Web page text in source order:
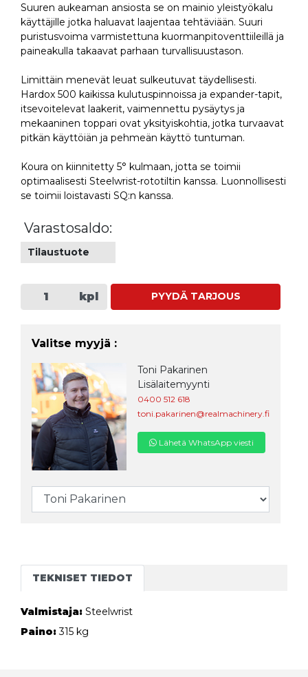
Suuren aukeaman ansiosta se on mainio yleistyökalu
käyttäjille jotka haluavat laajentaa tehtäviään. Suuri
puristusvoima varmistettuna kuormanpitoventtiileillä ja
paineakulla takaavat parhaan turvallisuustason.
Limittäin menevät leuat sulkeutuvat täydellisesti.
Hardox 500 kaikissa kulutuspinnoissa ja expander-tapit,
itsevoitelevat laakerit, vaimennettu pysäytys ja
mekaaninen toppari ovat yksityiskohtia, jotka turvaavat
pitkän käyttöiän ja pehmeän käyttö tuntuman.
Koura on kiinnitetty 5° kulmaan, jotta se toimii
optimaalisesti Steelwrist-rototiltin kanssa. Luonnollisesti
se toimii loistavasti SQ:n kanssa.
Varastosaldo:
Tilaustuote
kpl PYYDÄ TARJOUS
Valitse myyjä :
Toni Pakarinen
Lisälaitemyynti
0400 512 618
toni.pakarinen@realmachinery.fi
Lähetä WhatsApp viesti
TEKNISET TIEDOT
Valmistaja: Steelwrist
Paino: 315 kg